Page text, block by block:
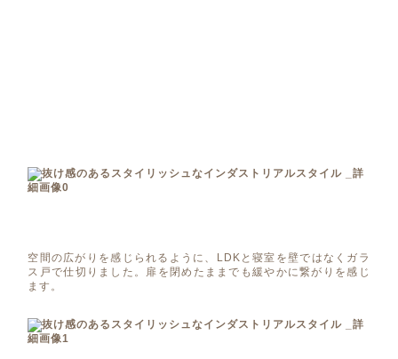
空間の広がりを感じられるように、LDKと寝室を壁ではなくガラ
ス戸で仕切りました。扉を閉めたままでも緩やかに繋がりを感じ
ます。